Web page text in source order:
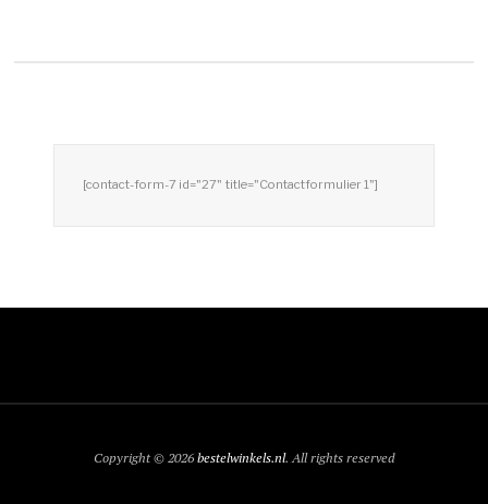
[contact-form-7 id="27" title="Contactformulier 1"]
Copyright © 2026bestelwinkels.nl. All rights reserved